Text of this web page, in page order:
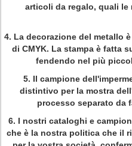
articoli da regalo, quali le
4. La decorazione del metallo
di CMYK. La stampa è fatta
fendendo nel più
5. Il campione
distintivo per la mostra
processo separato da
6. I nostri cataloghi e
che è la nostra politica che il